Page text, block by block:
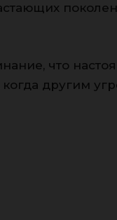
что
другим